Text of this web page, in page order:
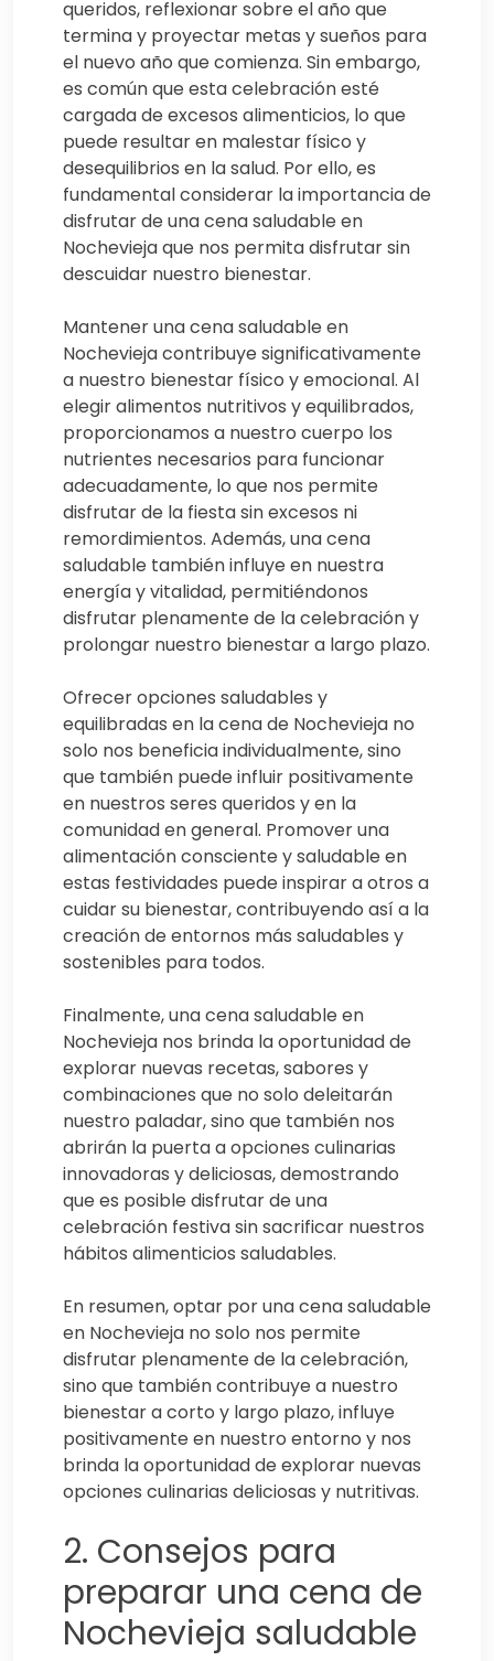
queridos, reflexionar sobre el año que
termina y proyectar metas y sueños para
el nuevo año que comienza. Sin embargo,
es común que esta celebración esté
cargada de excesos alimenticios, lo que
puede resultar en malestar físico y
desequilibrios en la salud. Por ello, es
fundamental considerar la importancia de
disfrutar de una cena saludable en
Nochevieja que nos permita disfrutar sin
descuidar nuestro bienestar.
Mantener una cena saludable en
Nochevieja contribuye significativamente
a nuestro bienestar físico y emocional. Al
elegir alimentos nutritivos y equilibrados,
proporcionamos a nuestro cuerpo los
nutrientes necesarios para funcionar
adecuadamente, lo que nos permite
disfrutar de la fiesta sin excesos ni
remordimientos. Además, una cena
saludable también influye en nuestra
energía y vitalidad, permitiéndonos
disfrutar plenamente de la celebración y
prolongar nuestro bienestar a largo plazo.
Ofrecer opciones saludables y
equilibradas en la cena de Nochevieja no
solo nos beneficia individualmente, sino
que también puede influir positivamente
en nuestros seres queridos y en la
comunidad en general. Promover una
alimentación consciente y saludable en
estas festividades puede inspirar a otros a
cuidar su bienestar, contribuyendo así a la
creación de entornos más saludables y
sostenibles para todos.
Finalmente, una cena saludable en
Nochevieja nos brinda la oportunidad de
explorar nuevas recetas, sabores y
combinaciones que no solo deleitarán
nuestro paladar, sino que también nos
abrirán la puerta a opciones culinarias
innovadoras y deliciosas, demostrando
que es posible disfrutar de una
celebración festiva sin sacrificar nuestros
hábitos alimenticios saludables.
En resumen, optar por una cena saludable
en Nochevieja no solo nos permite
disfrutar plenamente de la celebración,
sino que también contribuye a nuestro
bienestar a corto y largo plazo, influye
positivamente en nuestro entorno y nos
brinda la oportunidad de explorar nuevas
opciones culinarias deliciosas y nutritivas.
2. Consejos para
preparar una cena de
Nochevieja saludable